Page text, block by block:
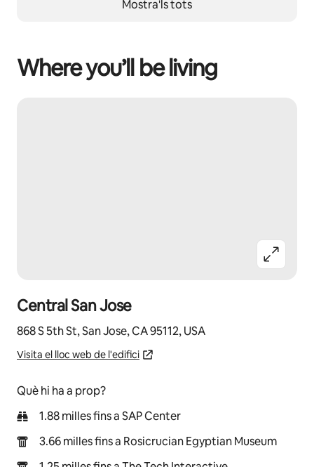
Mostra'ls tots
Where you’ll be living
Central San Jose
868 S 5th St, San Jose, CA 95112, USA
Visita el lloc web de l'edifici
Què hi ha a prop?
1.88 milles fins a SAP Center
3.66 milles fins a Rosicrucian Egyptian Museum